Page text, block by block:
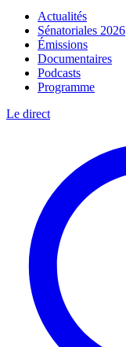
Actualités
Sénatoriales 2026
Émissions
Documentaires
Podcasts
Programme
Le direct